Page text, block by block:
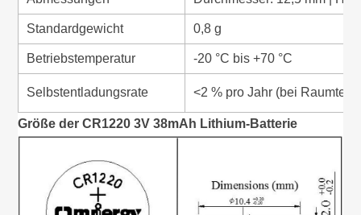
Standardgewicht 0,8 g
Betriebstemperatur -20 °C bis +70 °C
Selbstentladungsrate <2 % pro Jahr (bei
Größe der CR1220 3V 38mAh Lithium-Batterie